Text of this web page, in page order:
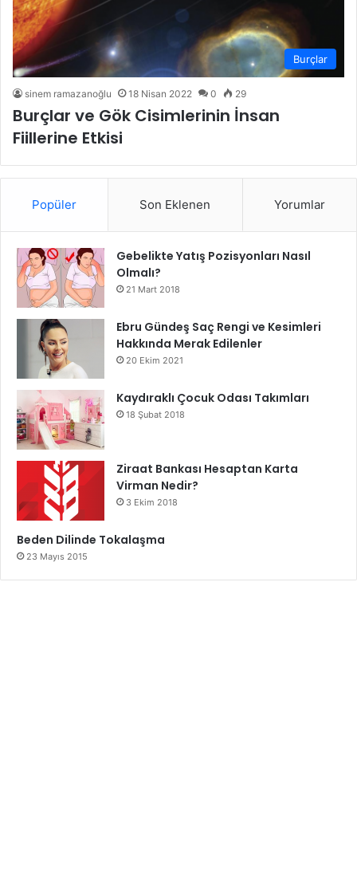
Burçlar
sinem ramazanoğlu 18 Nisan 2022 0 29
Burçlar ve Gök Cisimlerinin İnsan
Fiillerine Etkisi
Popüler Son Eklenen Yorumlar
Gebelikte Yatış Pozisyonları Nasıl
Olmalı?
21 Mart 2018
Ebru Gündeş Saç Rengi ve Kesimleri
Hakkında Merak Edilenler
20 Ekim 2021
Kaydıraklı Çocuk Odası Takımları
18 Şubat 2018
Ziraat Bankası Hesaptan Karta
Virman Nedir?
3 Ekim 2018
Beden Dilinde Tokalaşma
23 Mayıs 2015